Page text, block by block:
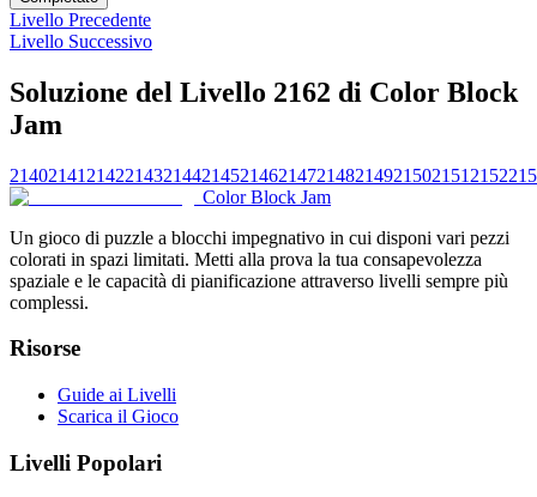
Livello Precedente
Livello Successivo
Soluzione del Livello 2162 di Color Block
Jam
21402141 2142214321442145214621472148214921502151 2152
Color Block Jam
Un gioco di puzzle a blocchi impegnativo in cui disponi vari pezzi
colorati in spazi limitati. Metti alla prova la tua consapevolezza
spaziale e le capacità di pianificazione attraverso livelli sempre più
complessi.
Risorse
Guide ai Livelli
Scarica il Gioco
Livelli Popolari